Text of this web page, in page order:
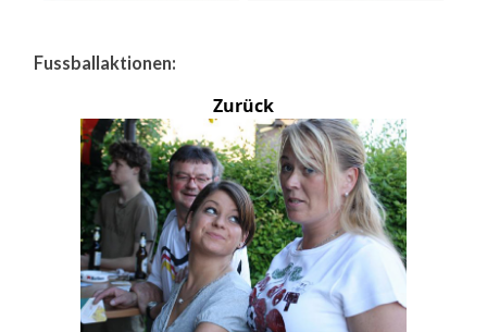
Fussballaktionen:
Zurück